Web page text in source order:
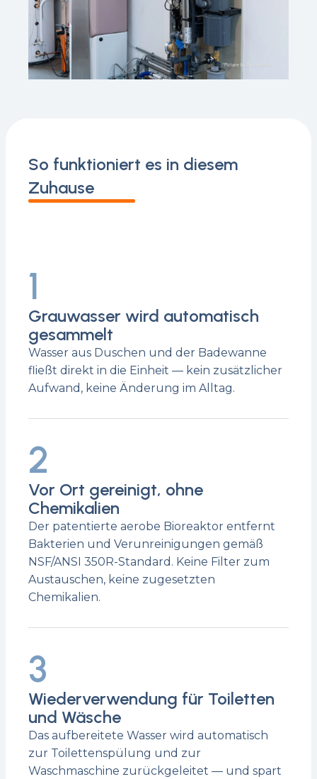
So funktioniert es in diesem
Zuhause
1
Grauwasser wird automatisch
gesammelt
Wasser aus Duschen und der Badewanne
fließt direkt in die Einheit — kein zusätzlicher
Aufwand, keine Änderung im Alltag.
2
Vor Ort gereinigt, ohne
Chemikalien
Der patentierte aerobe Bioreaktor entfernt
Bakterien und Verunreinigungen gemäß
NSF/ANSI 350R-Standard. Keine Filter zum
Austauschen, keine zugesetzten
Chemikalien.
3
Wiederverwendung für Toiletten
und Wäsche
Das aufbereitete Wasser wird automatisch
zur Toilettenspülung und zur
Waschmaschine zurückgeleitet — und spart